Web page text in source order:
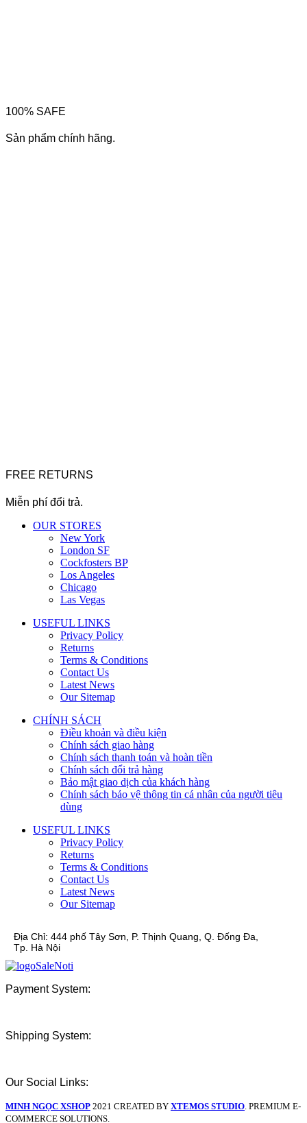
100% SAFE
Sản phẩm chính hãng.
FREE RETURNS
Miễn phí đổi trả.
OUR STORES
New York
London SF
Cockfosters BP
Los Angeles
Chicago
Las Vegas
USEFUL LINKS
Privacy Policy
Returns
Terms & Conditions
Contact Us
Latest News
Our Sitemap
CHÍNH SÁCH
Điều khoản và điều kiện
Chính sách giao hàng
Chính sách thanh toán và hoàn tiền
Chính sách đổi trả hàng
Bảo mật giao dịch của khách hàng
Chính sách bảo vệ thông tin cá nhân của người tiêu
dùng
USEFUL LINKS
Privacy Policy
Returns
Terms & Conditions
Contact Us
Latest News
Our Sitemap
Địa Chỉ: 444 phố Tây Sơn, P. Thịnh Quang, Q. Đống Đa,
Tp. Hà Nội
Payment System:
Shipping System:
Our Social Links:
MINH NGỌC XSHOP 2021 CREATED BY XTEMOS STUDIO . PREMIUM E-
COMMERCE SOLUTIONS.